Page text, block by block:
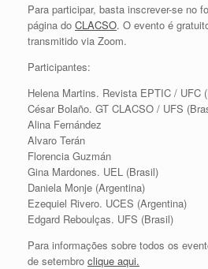
Para participar, basta inscrever-se no
página do CLACSO. O evento é
transmitido via Zoom.
Participantes:
Helena Martins. Revista EPTIC / UFC
César Bolaño. GT CLACSO / UFS
Alina Fernández
Alvaro Terán
Florencia Guzmán
Gina Mardones. UEL (Brasil)
Daniela Monje (Argentina)
Ezequiel Rivero. UCES (Argentina)
Edgard Reboulças. UFS (Brasil)
Para informações sobre todos os
de setembro clique aqui.